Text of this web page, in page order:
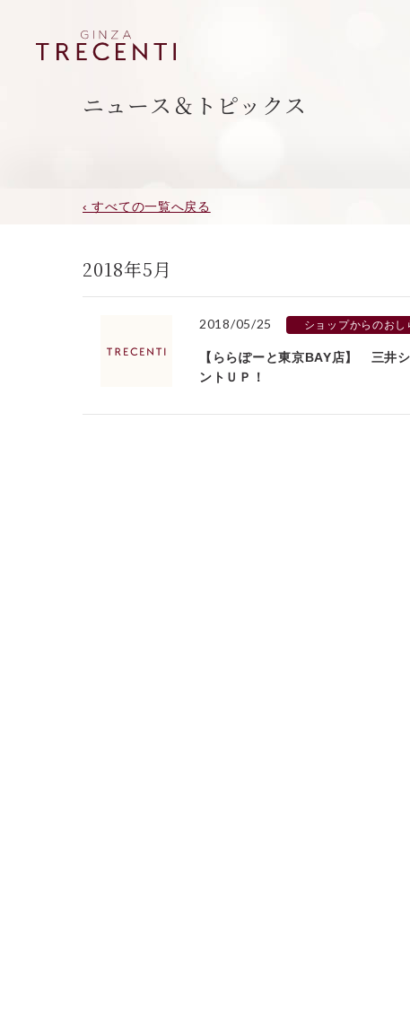
ニュース＆トピックス
‹ すべての一覧へ戻る
2018年5月
2018/05/25 ショップからのおし
【ららぽーと東京BAY店】 三井
ントＵＰ！